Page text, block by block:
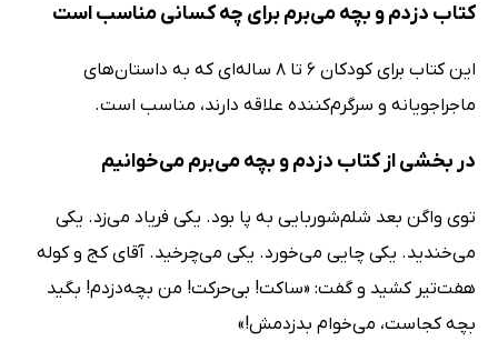
کتاب دزدم و بچه می‌برم برای چه کسانی مناسب است
این کتاب برای کودکان 6 تا 8 ساله‌ای که به داستان‌های
ماجراجویانه و سرگرم‌کننده علاقه دارند، مناسب است.
در بخشی از کتاب دزدم و بچه می‌برم می‌خوانیم
توی واگن بعد شلم‌شوربایی به پا بود. یکی فریاد می‌زد. یکی
می‌خندید. یکی چایی می‌خورد. یکی می‌چرخید. آقای کج و کوله
هفت‌تیر کشید و گفت: «ساکت! بی‌حرکت! من بچه‌دزدم! بگید
بچه کجاست،‌ می‌خوام بدزدمش!»